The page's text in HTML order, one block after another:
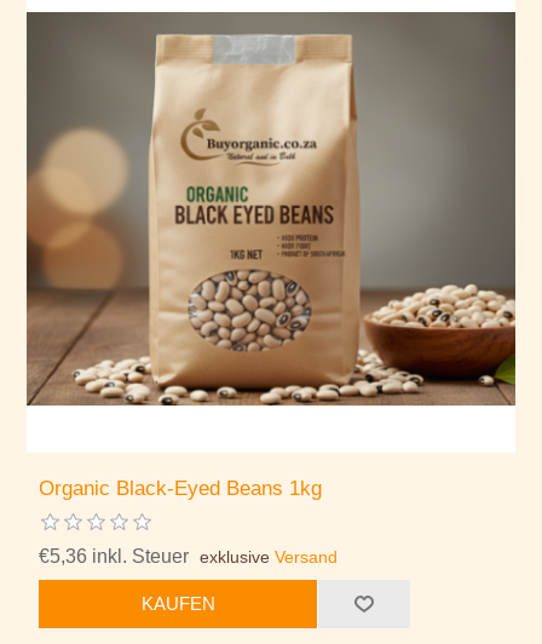
Organic Black-Eyed Beans 1kg
€5,36 inkl. Steuer exklusiveVersand
KAUFEN